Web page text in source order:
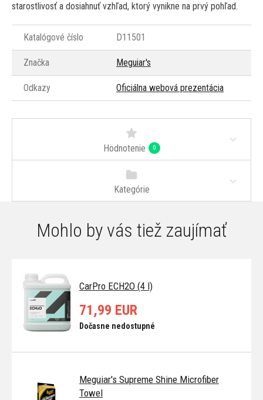
starostlivosť a dosiahnuť vzhľad, ktorý vynikne na prvý pohľad.
Katalógové číslo D11501
Značka Meguiar's
Odkazy Oficiálna webová prezentácia
Hodnotenie 0
Kategórie
Mohlo by vás tiež zaujímať
CarPro ECH2O (4 l)
71,99 EUR
Dočasne nedostupné
Meguiar's Supreme Shine Microfiber
Towel